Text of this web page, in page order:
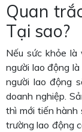
Quan
Tại sao?
Nếu sức khỏe
người lao động
người lao động
doanh nghiệp.
thì mới tiến hành
trường lao động